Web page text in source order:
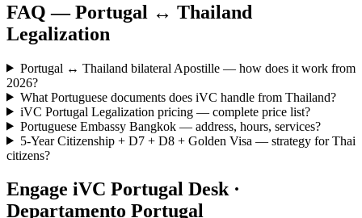
FAQ — Portugal ↔ Thailand
Legalization
Portugal ↔ Thailand bilateral Apostille — how does it work from
2026?
What Portuguese documents does iVC handle from Thailand?
iVC Portugal Legalization pricing — complete price list?
Portuguese Embassy Bangkok — address, hours, services?
5-Year Citizenship + D7 + D8 + Golden Visa — strategy for Thai
citizens?
Engage iVC Portugal Desk ·
Departamento Portugal